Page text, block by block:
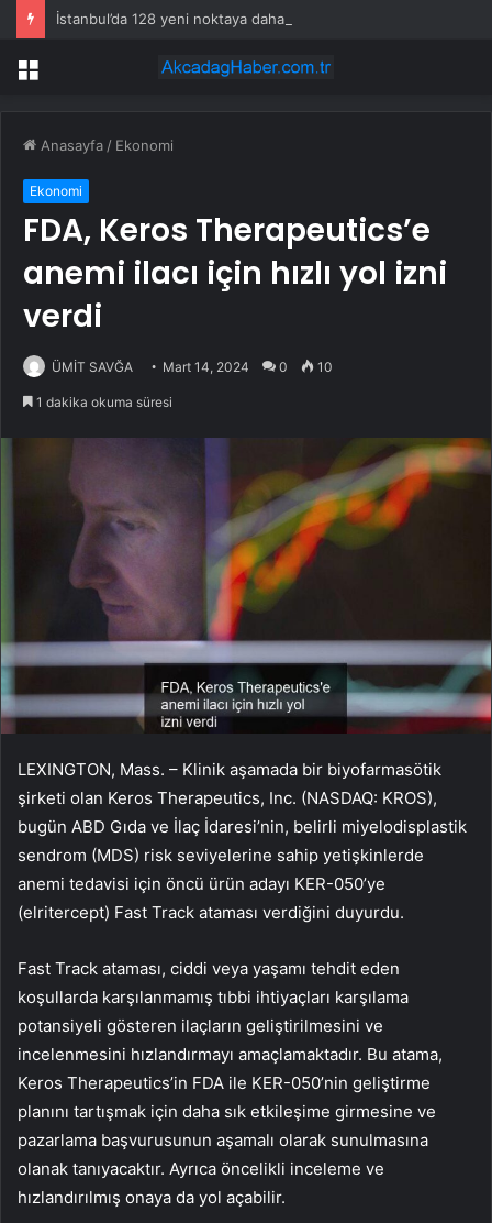
İstanbul’da 128 yeni noktaya daha EDS geliyor
Menü
Anasayfa / Ekonomi
Ekonomi
FDA, Keros Therapeutics’e
anemi ilacı için hızlı yol izni
verdi
ÜMİT SAVĞA Mart 14, 2024 0 10
1 dakika okuma süresi
LEXINGTON, Mass. – Klinik aşamada bir biyofarmasötik
şirketi olan Keros Therapeutics, Inc. (NASDAQ: KROS),
bugün ABD Gıda ve İlaç İdaresi’nin, belirli miyelodisplastik
sendrom (MDS) risk seviyelerine sahip yetişkinlerde
anemi tedavisi için öncü ürün adayı KER-050’ye
(elritercept) Fast Track ataması verdiğini duyurdu.
Fast Track ataması, ciddi veya yaşamı tehdit eden
koşullarda karşılanmamış tıbbi ihtiyaçları karşılama
potansiyeli gösteren ilaçların geliştirilmesini ve
incelenmesini hızlandırmayı amaçlamaktadır. Bu atama,
Keros Therapeutics’in FDA ile KER-050’nin geliştirme
planını tartışmak için daha sık etkileşime girmesine ve
pazarlama başvurusunun aşamalı olarak sunulmasına
olanak tanıyacaktır. Ayrıca öncelikli inceleme ve
hızlandırılmış onaya da yol açabilir.